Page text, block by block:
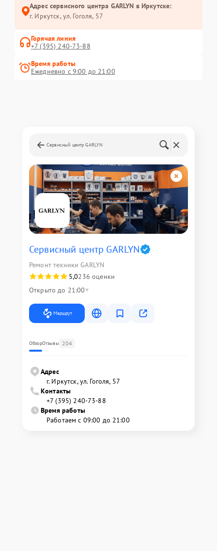
Адрес сервисного центра GARLYN в Иркутске:
г. Иркутск, ул. ​Гоголя, 57
Горячая линия
+7 (395) 240-73-88
Время работы
Ежедневно с 9:00 до 21:00
Сервисный центр GARLYN
Сервисный центр GARLYN
Ремонт техники GARLYN
5,0236 оценки
Открыто до 21:00
Маршрут
ОбзорОтзывы 204
Адрес
г. Иркутск, ул. ​Гоголя, 57
Контакты
+7 (395) 240-73-88
Время работы
Работаем с 09:00 до 21:00